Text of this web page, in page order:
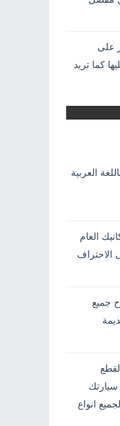
الوحيدة
جاهز على
العربية
العام
الاحتراف
جميع
سيارتك
انواع